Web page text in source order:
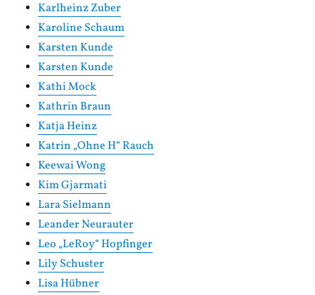
Karlheinz Zuber
Karoline Schaum
Karsten Kunde
Karsten Kunde
Kathi Mock
Kathrin Braun
Katja Heinz
Katrin „Ohne H“ Rauch
Keewai Wong
Kim Gjarmati
Lara Sielmann
Leander Neurauter
Leo „LeRoy“ Hopfinger
Lily Schuster
Lisa Hübner